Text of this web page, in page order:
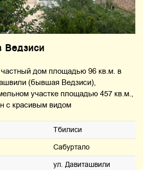
Ведзиси
дом площадью 96 кв.м. в
(бывшая Ведзиси),
участке площадью 457 кв.м.,
с красивым видом
Тбилиси
Сабуртало
ул. Давиташвили